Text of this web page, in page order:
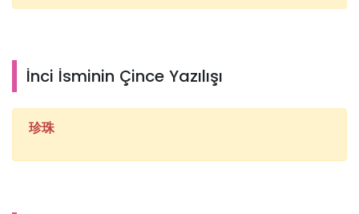
İnci İsminin Çince Yazılışı
珍珠